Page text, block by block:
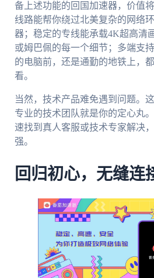
备上述功能的回国加速器，价值
线路能帮你绕过北美复杂的网络
器；稳定的专线能承载4K超高清
或姆巴佩的每一个细节；多端支
的电脑前，还是通勤的地铁上，
看。
当然，技术产品难免遇到问题。
专业的技术团队就是你的定心丸
速找到真人客服或技术专家解决
强。
回归初心，无缝连